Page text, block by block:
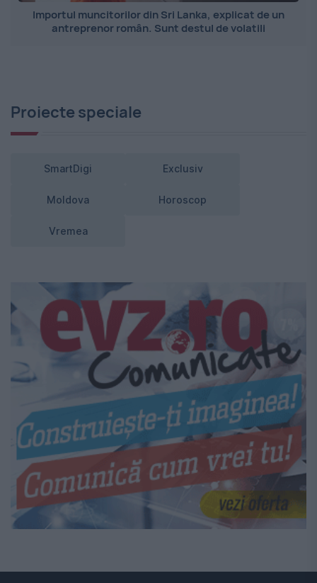
Importul muncitorilor din Sri Lanka, explicat de un
antreprenor român. Sunt destul de volatili
Proiecte speciale
SmartDigi Exclusiv
Moldova Horoscop
Vremea